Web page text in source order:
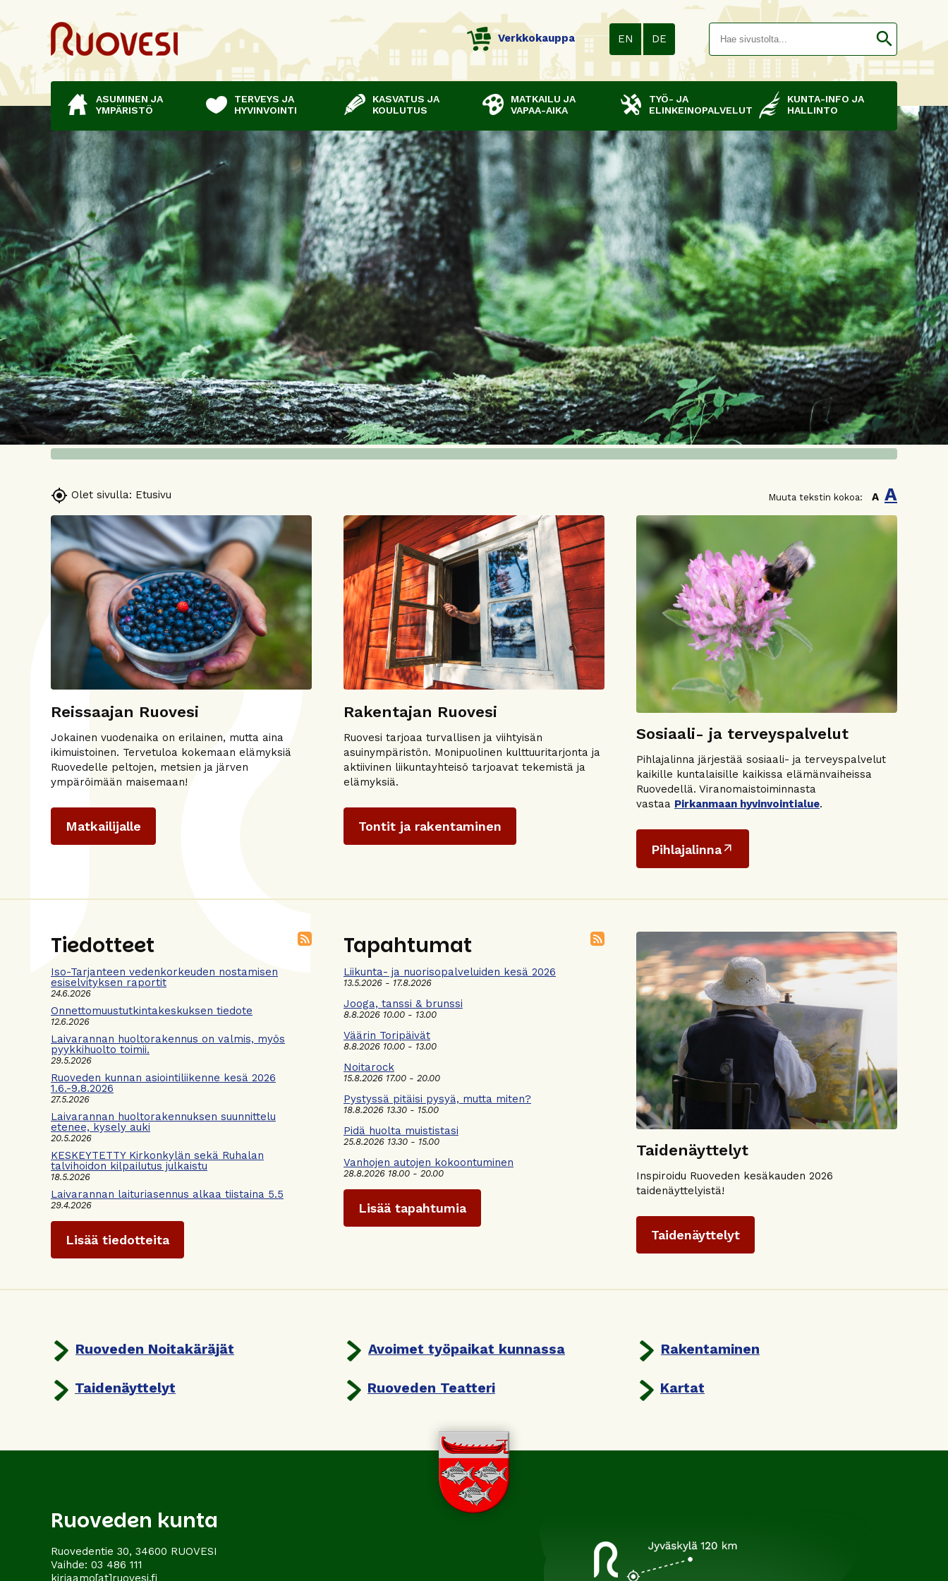
Verkkokauppa EN DE search
ASUMINEN JA
YMPÄRISTÖ
TERVEYS JA
HYVINVOINTI
KASVATUS JA
KOULUTUS
MATKAILU JA
VAPAA-AIKA
TYÖ- JA
ELINKEINOPALVELUT
KUNTA-INFO JA
HALLINTO
 Olet sivulla: Etusivu Muuta tekstin kokoa: A A
Reissaajan Ruovesi
Jokainen vuodenaika on erilainen, mutta aina
ikimuistoinen. Tervetuloa kokemaan elämyksiä
Ruovedelle peltojen, metsien ja järven
ympäröimään maisemaan!
Matkailijalle
Rakentajan Ruovesi
Ruovesi tarjoaa turvallisen ja viihtyisän
asuinympäristön. Monipuolinen kulttuuritarjonta ja
aktiivinen liikuntayhteisö tarjoavat tekemistä ja
elämyksiä.
Tontit ja rakentaminen
Sosiaali- ja terveyspalvelut
Pihlajalinna järjestää sosiaali- ja terveyspalvelut
kaikille kuntalaisille kaikissa elämänvaiheissa
Ruovedellä. Viranomaistoiminnasta
vastaa Pirkanmaan hyvinvointialue.
Pihlajalinna
Tiedotteet
Iso-Tarjanteen vedenkorkeuden nostamisen
esiselvityksen raportit
24.6.2026
Onnettomuustutkintakeskuksen tiedote
12.6.2026
Laivarannan huoltorakennus on valmis, myös
pyykkihuolto toimii.
29.5.2026
Ruoveden kunnan asiointiliikenne kesä 2026
1.6.-9.8.2026
27.5.2026
Laivarannan huoltorakennuksen suunnittelu
etenee, kysely auki
20.5.2026
KESKEYTETTY Kirkonkylän sekä Ruhalan
talvihoidon kilpailutus julkaistu
18.5.2026
Laivarannan laituriasennus alkaa tiistaina 5.5
29.4.2026
Lisää tiedotteita
Tapahtumat
Liikunta- ja nuorisopalveluiden kesä 2026
13.5.2026 - 17.8.2026
Jooga, tanssi & brunssi
8.8.2026 10.00 - 13.00
Väärin Toripäivät
8.8.2026 10.00 - 13.00
Noitarock
15.8.2026 17.00 - 20.00
Pystyssä pitäisi pysyä, mutta miten?
18.8.2026 13.30 - 15.00
Pidä huolta muististasi
25.8.2026 13.30 - 15.00
Vanhojen autojen kokoontuminen
28.8.2026 18.00 - 20.00
Lisää tapahtumia
Taidenäyttelyt
Inspiroidu Ruoveden kesäkauden 2026
taidenäyttelyistä!
Taidenäyttelyt
Ruoveden Noitakäräjät
Taidenäyttelyt
Avoimet työpaikat kunnassa
Ruoveden Teatteri
Rakentaminen
Kartat
Ruoveden kunta
Ruovedentie 30, 34600 RUOVESI
Vaihde: 03 486 111
kirjaamo[at]ruovesi.fi